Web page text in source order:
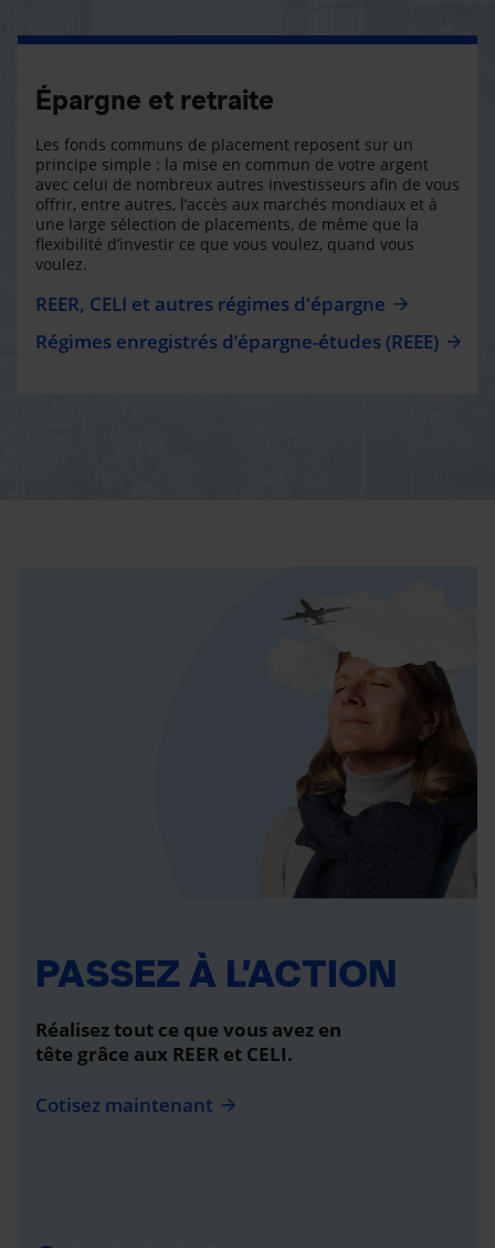
Épargne et retraite
Les fonds communs de placement reposent sur un
principe simple : la mise en commun de votre argent
avec celui de nombreux autres investisseurs afin de vous
offrir, entre autres, l’accès aux marchés mondiaux et à
une large sélection de placements, de même que la
flexibilité d’investir ce que vous voulez, quand vous
voulez.
REER, CELI et autres régimes d'épargne
Régimes enregistrés d’épargne-études (REEE)
PASSEZ À L’ACTION
Réalisez tout ce que vous avez en
tête grâce aux REER et CELI.
Cotisez maintenant